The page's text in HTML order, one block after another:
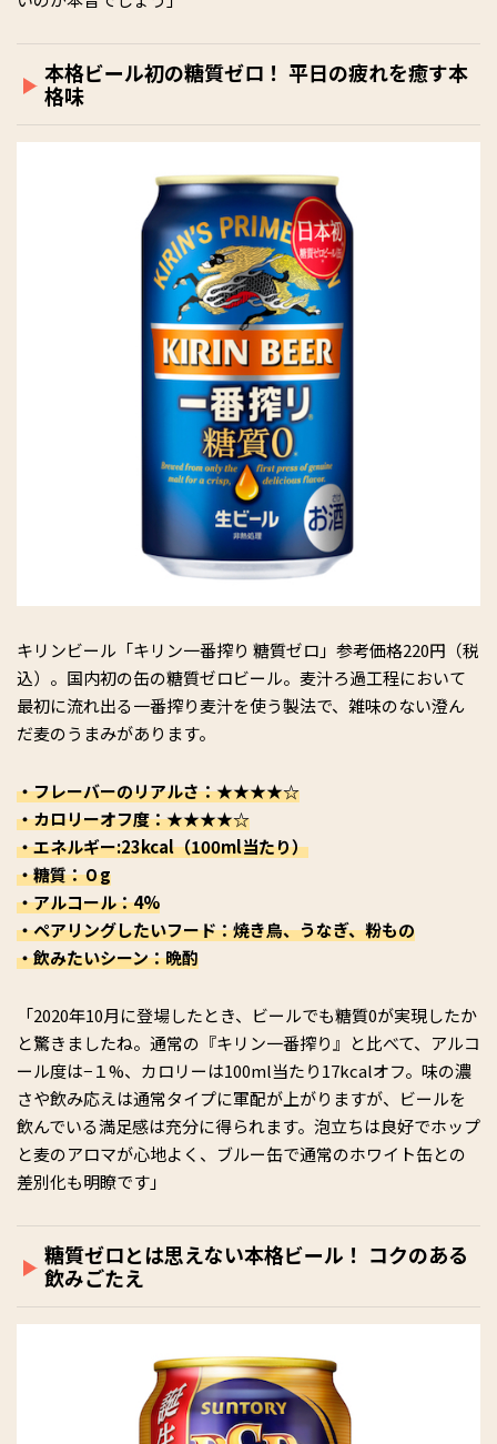
本格ビール初の糖質ゼロ！ 平日の疲れを癒す本
格味
キリンビール「キリン一番搾り 糖質ゼロ」参考価格220円（税
込）。国内初の缶の糖質ゼロビール。麦汁ろ過工程において
最初に流れ出る一番搾り麦汁を使う製法で、雑味のない澄ん
だ麦のうまみがあります。
・フレーバーのリアルさ：★★★★☆
・カロリーオフ度：★★★★☆
・エネルギー:23kcal（100ml当たり）
・糖質：０g
・アルコール：4%
・ペアリングしたいフード：焼き鳥、うなぎ、粉もの
・飲みたいシーン：晩酌
「2020年10月に登場したとき、ビールでも糖質0が実現したか
と驚きましたね。通常の『キリン一番搾り』と比べて、アルコ
ール度は−１%、カロリーは100ml当たり17kcalオフ。味の濃
さや飲み応えは通常タイプに軍配が上がりますが、ビールを
飲んでいる満足感は充分に得られます。泡立ちは良好でホップ
と麦のアロマが心地よく、ブルー缶で通常のホワイト缶との
差別化も明瞭です」
糖質ゼロとは思えない本格ビール！ コクのある
飲みごたえ